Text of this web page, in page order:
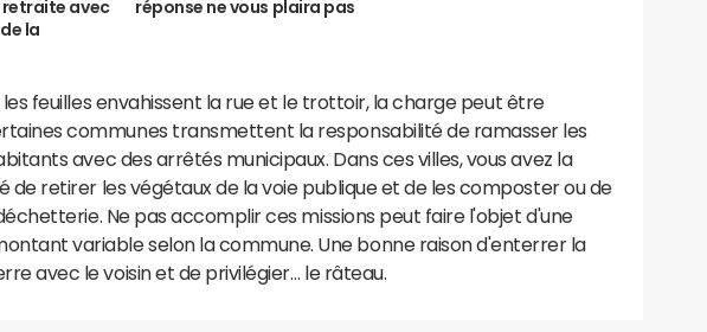
retraite avec
la
réponse ne vous plaira pas
les feuilles envahissent la rue et le trottoir, la charge peut être
communes transmettent la responsabilité de ramasser les
avec des arrêtés municipaux. Dans ces villes, vous avez la
de retirer les végétaux de la voie publique et de les composter ou de
Ne pas accomplir ces missions peut faire l'objet d'une
variable selon la commune. Une bonne raison d'enterrer la
avec le voisin et de privilégier… le râteau.